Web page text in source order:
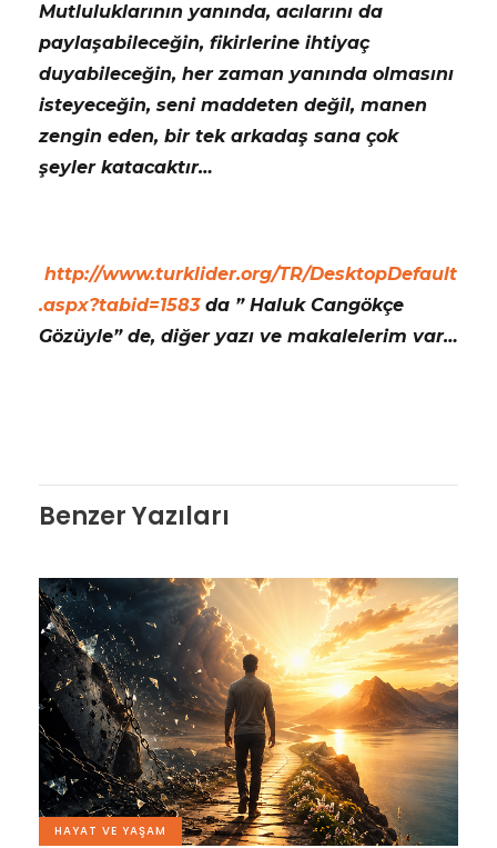
Mutluluklarının yanında, acılarını da
paylaşabileceğin, fikirlerine ihtiyaç
duyabileceğin, her zaman yanında olmasını
isteyeceğin, seni maddeten değil, manen
zengin eden, bir tek arkadaş sana çok
şeyler katacaktır…
http://www.turklider.org/TR/DesktopDefault
.aspx?tabid=1583da ” Haluk Cangökçe
Gözüyle” de, diğer yazı ve makalelerim var…
Benzer Yazıları
HAYAT VE YAŞAM